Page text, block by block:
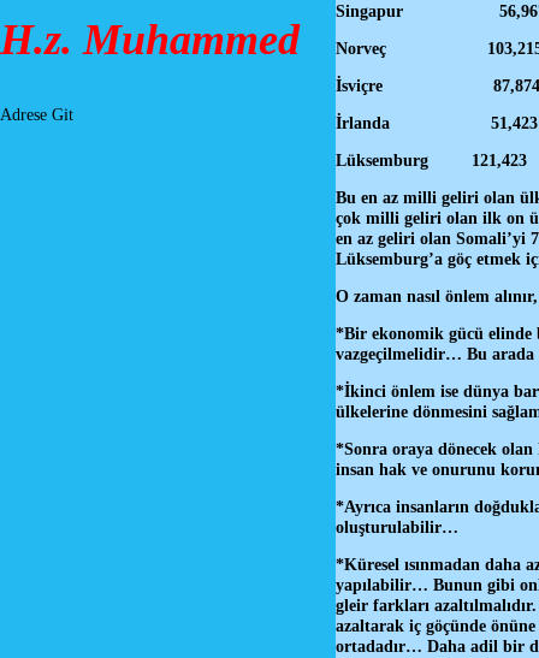
H.z. Muhammed
Adrese Git
Norveç
İsviçre
İrlanda
Bu en az milli geliri olan
çok milli geliri olan ilk on
en az geliri olan Somali’yi
Lüksemburg’a göç etmek
O zaman nasıl önlem
*Bir ekonomik gücü elinde
vazgeçilmelidir… Bu arada
*İkinci önlem ise dünya
ülkelerine dönmesini
*Sonra oraya dönecek
insan hak ve onurunu
*Ayrıca insanların
oluşturulabilir…
*Küresel ısınmadan daha
yapılabilir… Bunun gibi
gleir farkları
azaltarak iç göçünde
ortadadır… Daha adil bir